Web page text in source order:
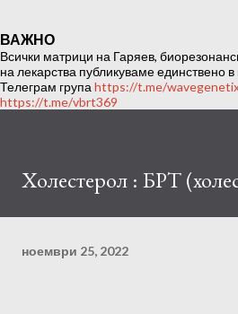
Laboratory (Individual programs
ВАЖНО
Всички матрици на Гаряев,
на лекарства публикуваме единствено
Телеграм група https://t.me/
https://t.me/vbrt369
Холестерол : БРТ
ноември 25, 2022